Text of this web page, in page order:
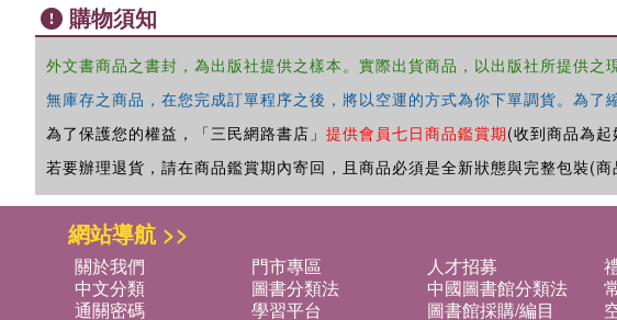
購物須知
外文書商品之書封，為出版社提供之樣本。實際出貨商品，以出版社所提供
無庫存之商品，在您完成訂單程序之後，將以空運的方式為你下單調貨。為
為了保護您的權益，「三民網路書店」 提供會員七日商品鑑賞期(收到商品為起
若要辦理退貨，請在商品鑑賞期內寄回，且商品必須是全新狀態與完整包裝(
網站導航 >>
關於我們 門市專區 人才招募
中文分類
圖書分類法 中國圖書館分類法
通關密碼
學習平台 圖書館採購/編目